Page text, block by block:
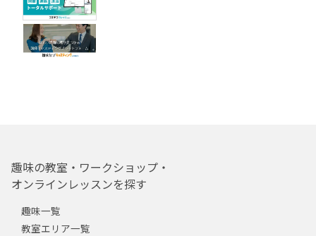
趣味の教室・ワークショップ・
オンラインレッスンを探す
趣味一覧
教室エリア一覧